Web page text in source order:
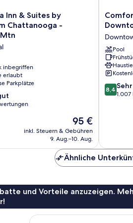
Inn & Suites by
Chattanooga -
inbegriffen
erlaubt
Parkplätze
Der
Preis
beträgt
95 €
inkl. Steuern & Gebühren
9. Aug.–10. Aug.
Comfort
Inn
Southside
Pool
8.4
von
8,4
Ähnliche
und Vorteile anzuzeigen.